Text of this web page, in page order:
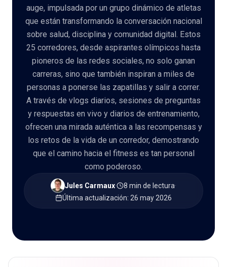
🇪🇸ES
auge, impulsada por un grupo dinámico de atletas
que están transformando la conversación nacional
sobre salud, disciplina y comunidad digital. Estos
25 corredores, desde aspirantes olímpicos hasta
pioneros de las redes sociales, no solo ganan
carreras, sino que también inspiran a miles de
personas a ponerse las zapatillas y salir a correr.
A través de vlogs diarios, sesiones de preguntas
y respuestas en vivo y diarios de entrenamiento,
ofrecen una mirada auténtica a las recompensas y
los retos de la vida de un corredor, demostrando
que el camino hacia el fitness es tan personal
como poderoso.
Jules Carmaux· 8 min de lectura·
Última actualización: 26 may 2026